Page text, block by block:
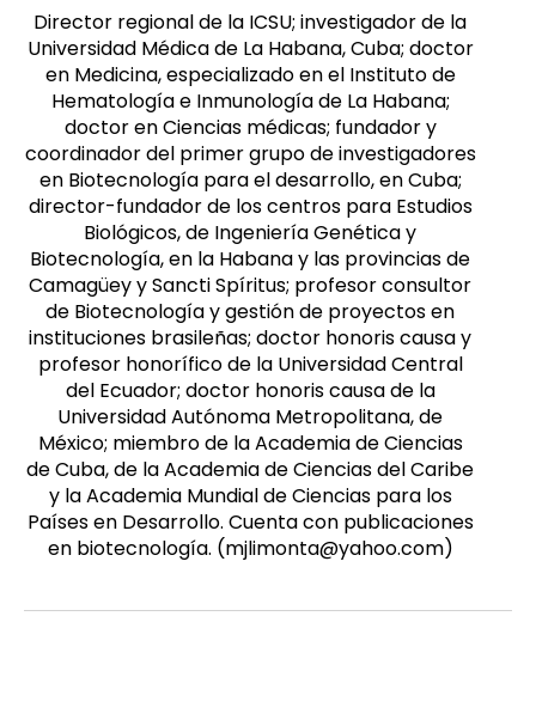
Masculino
Director regional de la ICSU; investigador de la
Universidad Médica de La Habana, Cuba; doctor
en Medicina, especializado en el Instituto de
Hematología e Inmunología de La Habana;
doctor en Ciencias médicas; fundador y
coordinador del primer grupo de investigadores
en Biotecnología para el desarrollo, en Cuba;
director-fundador de los centros para Estudios
Biológicos, de Ingeniería Genética y
Biotecnología, en la Habana y las provincias de
Camagüey y Sancti Spíritus; profesor consultor
de Biotecnología y gestión de proyectos en
instituciones brasileñas; doctor honoris causa y
profesor honorífico de la Universidad Central
del Ecuador; doctor honoris causa de la
Universidad Autónoma Metropolitana, de
México; miembro de la Academia de Ciencias
de Cuba, de la Academia de Ciencias del Caribe
y la Academia Mundial de Ciencias para los
Países en Desarrollo. Cuenta con publicaciones
en biotecnología. (mjlimonta@yahoo.com)